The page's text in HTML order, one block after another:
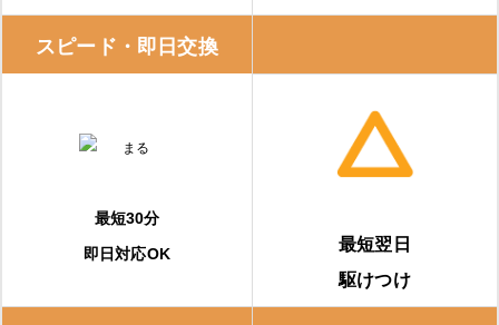
購入・交換前に知っておくべき注意点
保証内容を確認する
スピード・即日交換
最短30分
即日対応OK
最短翌日
駆けつけ